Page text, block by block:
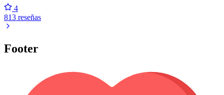
4
813 reseñas
Footer